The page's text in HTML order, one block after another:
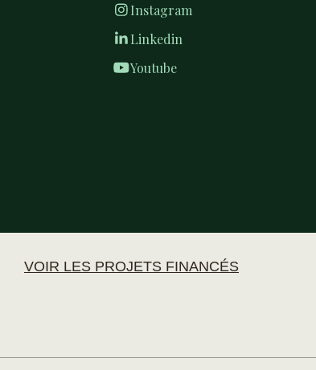
Instagram
Linkedin
Youtube
VOIR LES PROJETS FINANCÉS